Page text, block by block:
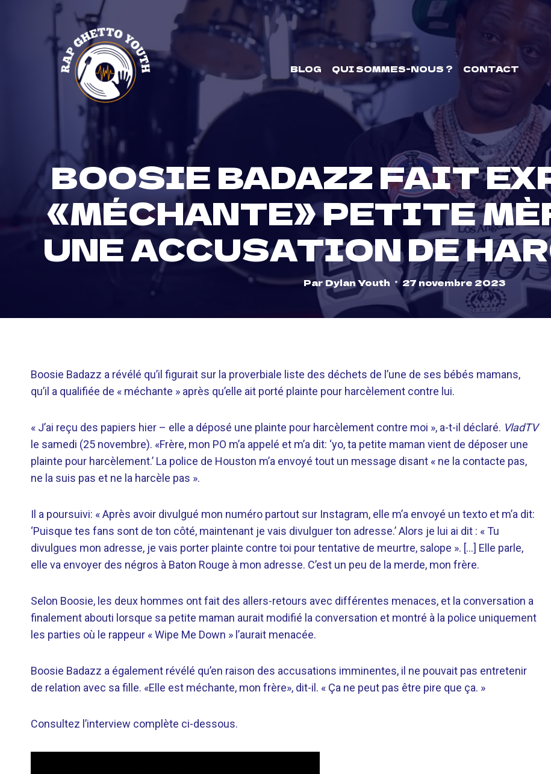
BLOG QUI SOMMES-NOUS ? CONTACT
BOOSIE BADAZZ FAIT
«MÉCHANTE» PETITE
UNE ACCUSATION DE
Par Dylan Youth 27 novembre 2023
Boosie Badazz a révélé qu’il figurait sur la proverbiale liste des déchets de l’une de ses bébés mamans,
qu’il a qualifiée de « méchante » après qu’elle ait porté plainte pour harcèlement contre lui.
« J’ai reçu des papiers hier – elle a déposé une plainte pour harcèlement contre moi », a-t-il déclaré. VladTV
le samedi (25 novembre). «Frère, mon PO m’a appelé et m’a dit: ‘yo, ta petite maman vient de déposer une
plainte pour harcèlement.’ La police de Houston m’a envoyé tout un message disant « ne la contacte pas,
ne la suis pas et ne la harcèle pas ».
Il a poursuivi: « Après avoir divulgué mon numéro partout sur Instagram, elle m’a envoyé un texto et m’a dit:
‘Puisque tes fans sont de ton côté, maintenant je vais divulguer ton adresse.’ Alors je lui ai dit : « Tu
divulgues mon adresse, je vais porter plainte contre toi pour tentative de meurtre, salope ». […] Elle parle,
elle va envoyer des négros à Baton Rouge à mon adresse. C’est un peu de la merde, mon frère.
Selon Boosie, les deux hommes ont fait des allers-retours avec différentes menaces, et la conversation a
finalement abouti lorsque sa petite maman aurait modifié la conversation et montré à la police uniquement
les parties où le rappeur « Wipe Me Down » l’aurait menacée.
Boosie Badazz a également révélé qu’en raison des accusations imminentes, il ne pouvait pas entretenir
de relation avec sa fille. «Elle est méchante, mon frère», dit-il. « Ça ne peut pas être pire que ça. »
Consultez l’interview complète ci-dessous.